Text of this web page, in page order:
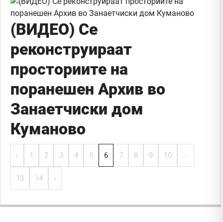
(ВИДЕО) Се
реконструираат
просториите на
поранешен Архив во
Занаетчиски дом
Куманово
‹ 1 2 3 4 5 6 7 8 9 10 ...
13 14 ›